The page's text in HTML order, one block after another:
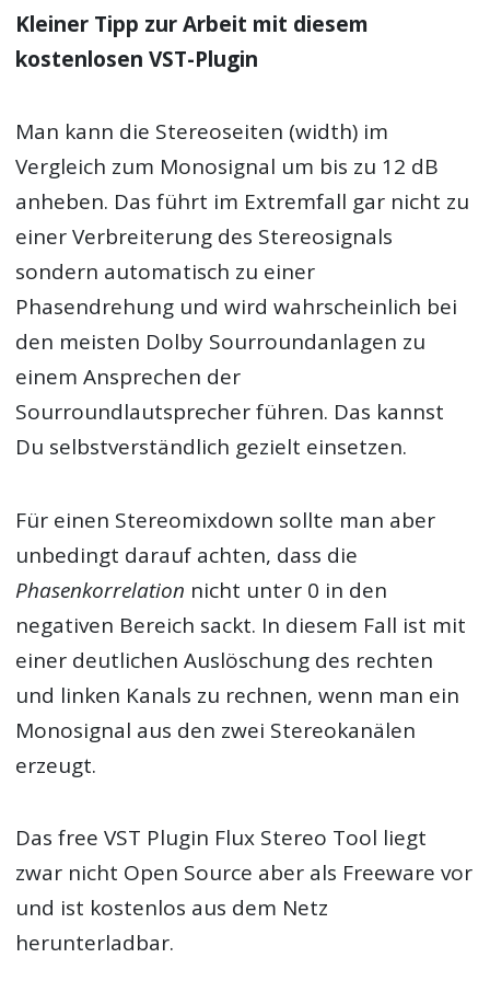
Kleiner Tipp zur Arbeit mit diesem
kostenlosen VST-Plugin
Man kann die Stereoseiten (width) im
Vergleich zum Monosignal um bis zu 12 dB
anheben. Das führt im Extremfall gar nicht zu
einer Verbreiterung des Stereosignals
sondern automatisch zu einer
Phasendrehung und wird wahrscheinlich bei
den meisten Dolby Sourroundanlagen zu
einem Ansprechen der
Sourroundlautsprecher führen. Das kannst
Du selbstverständlich gezielt einsetzen.
Für einen Stereomixdown sollte man aber
unbedingt darauf achten, dass die
Phasenkorrelation nicht unter 0 in den
negativen Bereich sackt. In diesem Fall ist mit
einer deutlichen Auslöschung des rechten
und linken Kanals zu rechnen, wenn man ein
Monosignal aus den zwei Stereokanälen
erzeugt.
Das free VST Plugin Flux Stereo Tool liegt
zwar nicht Open Source aber als Freeware vor
und ist kostenlos aus dem Netz
herunterladbar.